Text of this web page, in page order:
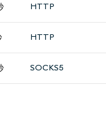
HTTP
HTTP
SOCKS5